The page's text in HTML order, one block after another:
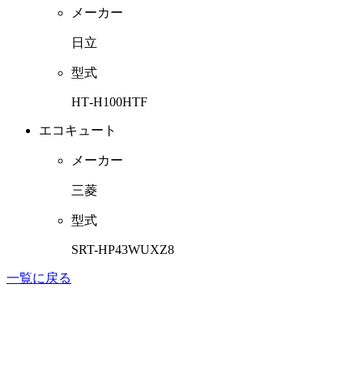
メーカー
日立
型式
HT‐H100HTF
エコキュート
メーカー
三菱
型式
SRT-HP43WUXZ8
一覧に戻る